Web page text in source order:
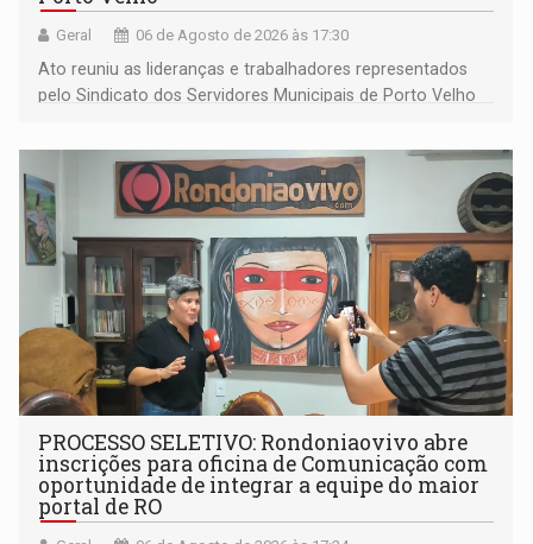
Geral 06 de Agosto de 2026 às 17:30
Ato reuniu as lideranças e trabalhadores representados
pelo Sindicato dos Servidores Municipais de Porto Velho
PROCESSO SELETIVO: Rondoniaovivo abre
inscrições para oficina de Comunicação com
oportunidade de integrar a equipe do maior
portal de RO